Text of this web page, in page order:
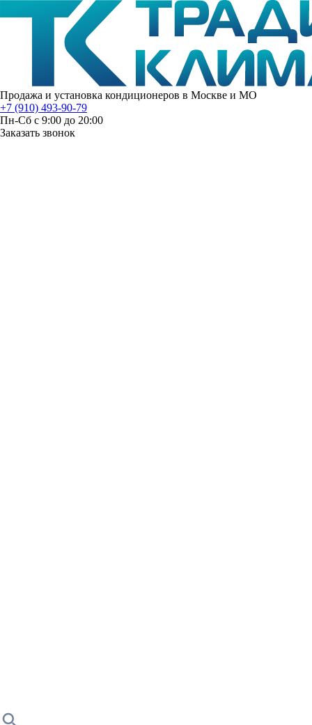
Продажа и установка кондиционеров в Москве и МО
+7 (910) 493-90-79
Пн-Сб с 9:00 до 20:00
Заказать звонок